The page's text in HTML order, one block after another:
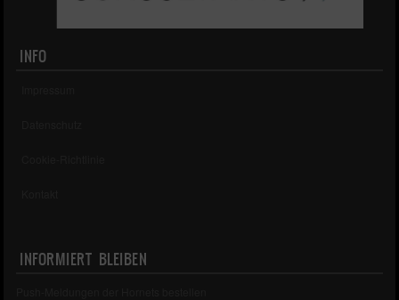
INFO
INFORMIERT BLEIBEN